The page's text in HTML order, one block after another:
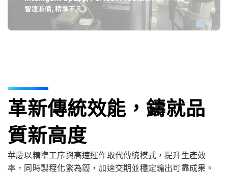
革新傳統效能，鑄就品
質新高度
華慶以精準工序與高速運作取代傳統模式，提升生產效
率，同時製程化繁為簡，加速交期並穩定輸出可靠成果。